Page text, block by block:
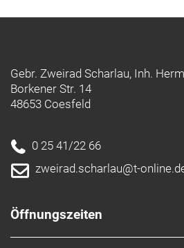
Gebr. Zweirad Scharlau, Inh.
Borkener Str. 14
48653 Coesfeld
0 25 41/22 66
zweirad.scharlau@t-
Öffnungszeiten